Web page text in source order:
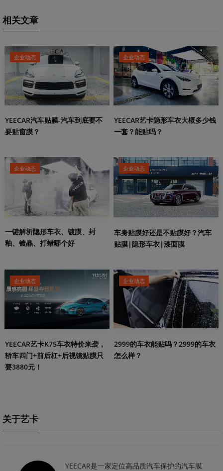
相关文章
企业动态
YEECAR汽车贴膜-汽车到底要不
要贴窗膜？
企业动态
YEECAR艺卡隐形车衣大概多少钱
一套？能贴吗？
企业动态
一键解析隐形车衣、镀膜、封
釉、镀晶、打蜡哪个好
企业动态
车身贴膜好还是不贴膜好？汽车
贴膜|隐形车衣|漆面膜
企业动态
YEECAR艺卡K75车衣特价来袭，
轿车四门+前后杠+后视镜贴膜只
要3880元！
企业动态
2999的车衣能贴吗？2999的车衣
怎么样？
关于艺卡
YEECAR是一家定位高品质汽车保护的汽车膜